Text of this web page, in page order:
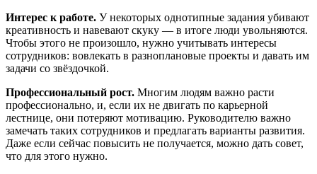
Интерес к работе. У некоторых однотипные задания убивают
креативность и навевают скуку — в итоге люди увольняются.
Чтобы этого не произошло, нужно учитывать интересы
сотрудников: вовлекать в разноплановые проекты и давать им
задачи со звёздочкой.
Профессиональный рост. Многим людям важно расти
профессионально, и, если их не двигать по карьерной
лестнице, они потеряют мотивацию. Руководителю важно
замечать таких сотрудников и предлагать варианты развития.
Даже если сейчас повысить не получается, можно дать совет,
что для этого нужно.